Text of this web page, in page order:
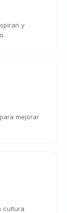
y
mejorar
cultura